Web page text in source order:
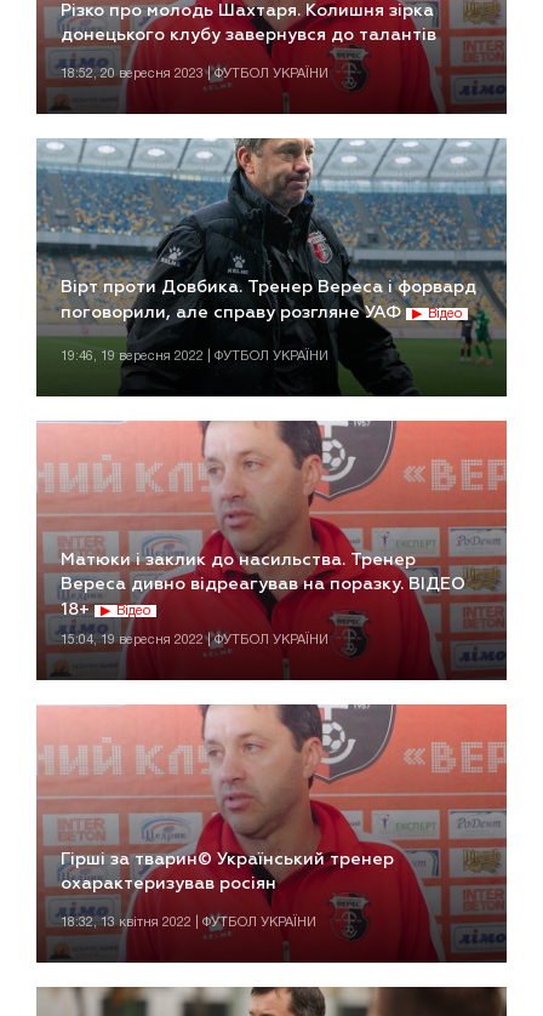
Різко про молодь Шахтаря. Колишня зірка
донецького клубу завернувся до талантів
18:52, 20 вересня 2023 | ФУТБОЛ УКРАЇНИ
Вірт проти Довбика. Тренер Вереса і форвард
поговорили, але справу розгляне УАФ
Відео
19:46, 19 вересня 2022 | ФУТБОЛ УКРАЇНИ
Матюки і заклик до насильства. Тренер
Вереса дивно відреагував на поразку. ВІДЕО
18+
Відео
15:04, 19 вересня 2022 | ФУТБОЛ УКРАЇНИ
Гірші за тварин© Український тренер
охарактеризував росіян
18:32, 13 квітня 2022 | ФУТБОЛ УКРАЇНИ